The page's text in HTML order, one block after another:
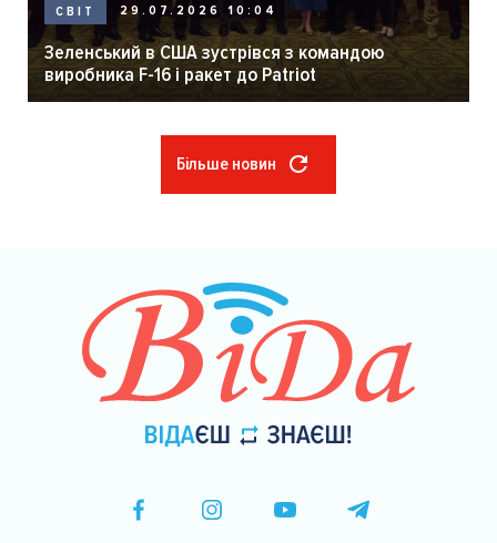
СВІТ 29.07.2026 10:04
Зеленський в США зустрівся з командою
виробника F-16 і ракет до Patriot
Більше новин